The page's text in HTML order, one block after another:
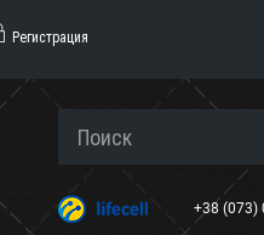
Регистрация
+38 (073)